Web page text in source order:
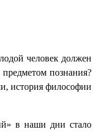
человек должен
познания?
история философии
в наши дни стало